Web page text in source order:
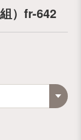
）fr-642